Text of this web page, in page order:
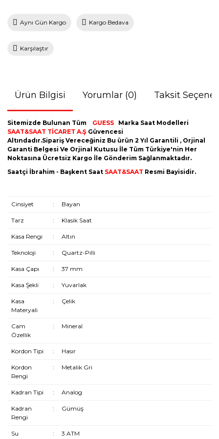
Aynı Gün Kargo Kargo Bedava
Karşılaştır
Ürün Bilgisi Yorumlar (0) Taksit
Sitemizde Bulunan Tüm GUESS Marka Saat Modelleri
SAAT&SAAT TİCARET A.Ş Güvencesi
Altındadır.Sipariş Vereceğiniz Bu ürün 2 Yıl Garantili , Orjinal
Garanti Belgesi Ve Orjinal Kutusu İle Tüm Türkiye'nin Her
Noktasına Ücretsiz Kargo İle Gönderim Sağlanmaktadır.
Saatçi İbrahim - Başkent Saat SAAT&SAAT Resmi Bayisidir.
Cinsiyet : Bayan
Tarz : Klasik Saat
Kasa Rengi : Altın
Teknoloji : Quartz-Pilli
Kasa Çapı : 37 mm
Kasa Şekli : Yuvarlak
Kasa
Materyali
: Çelik
Cam
Özellik
: Mineral
Kordon Tipi : Hasır
Kordon
Rengi
: Metalik Gri
Kadran Tipi : Analog
Kadran
Rengi
: Gümüş
Su
: 3 ATM